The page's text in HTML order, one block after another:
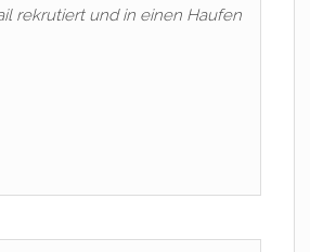
rekrutiert und in einen Haufen